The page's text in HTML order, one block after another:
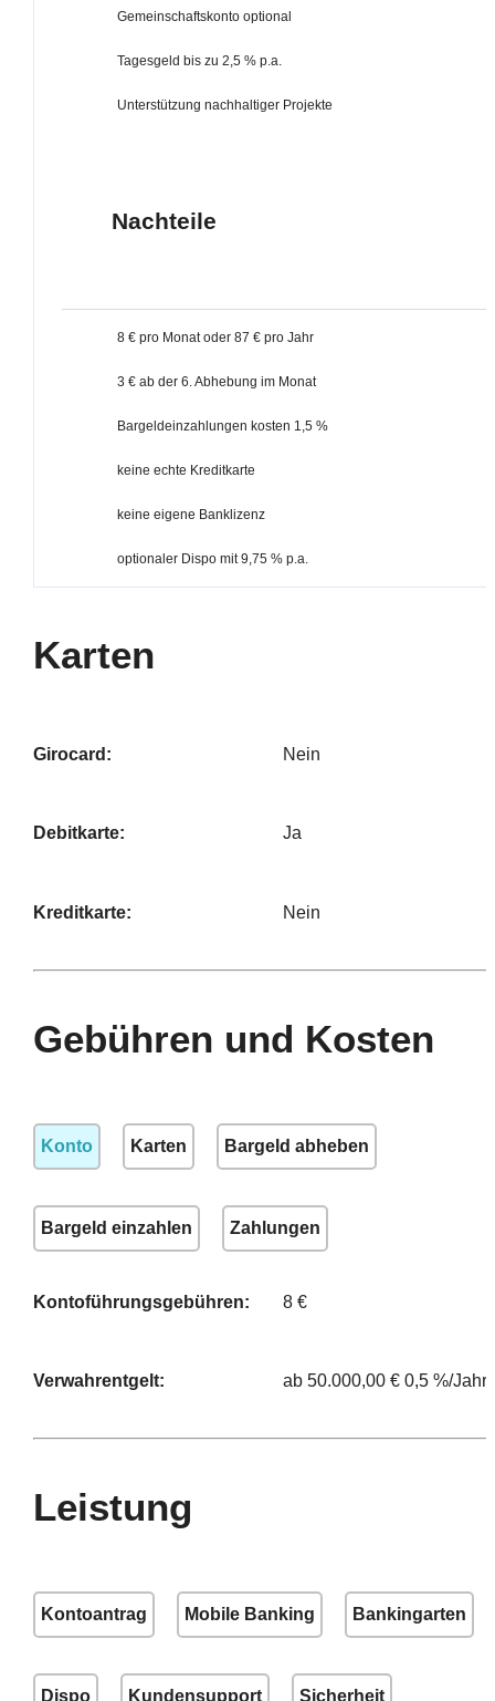
Gemeinschaftskonto optional
Tagesgeld bis zu 2,5 % p.a.
Unterstützung nachhaltiger Projekte
Nachteile
8 € pro Monat oder 87 € pro Jahr
3 € ab der 6. Abhebung im Monat
Bargeldeinzahlungen kosten 1,5 %
keine echte Kreditkarte
keine eigene Banklizenz
optionaler Dispo mit 9,75 % p.a.
Karten
Girocard: Nein
Debitkarte: Ja
Kreditkarte: Nein
Gebühren und Kosten
Konto Karten Bargeld abheben
Bargeld einzahlen Zahlungen
Kontoführungsgebühren: 8 €
Verwahrentgelt: ab 50.000,00 € 0,5 %/Jahr
Leistung
Kontoantrag Mobile Banking Bankingarten
Dispo Kundensupport Sicherheit